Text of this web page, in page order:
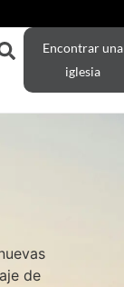
Encontrar una
iglesia
de